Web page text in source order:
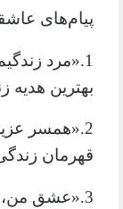
پیام‌های
1.«مرد
بهترین
2.«همسر
قهرمان
3.«عشق من،